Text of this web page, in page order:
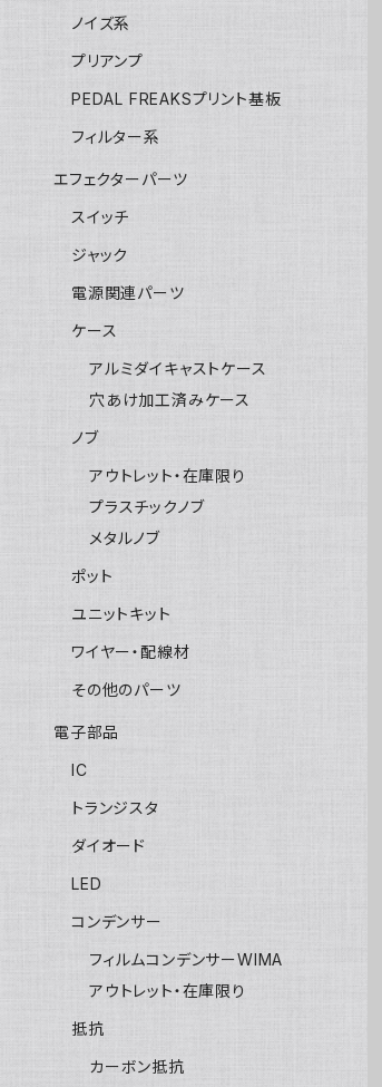
ノイズ系
プリアンプ
PEDAL FREAKSプリント基板
フィルター系
エフェクターパーツ
スイッチ
ジャック
電源関連パーツ
ケース
アルミダイキャストケース
穴あけ加工済みケース
ノブ
アウトレット・在庫限り
プラスチックノブ
メタルノブ
ポット
ユニットキット
ワイヤー・配線材
その他のパーツ
電子部品
IC
トランジスタ
ダイオード
LED
コンデンサー
フィルムコンデンサーWIMA
アウトレット・在庫限り
抵抗
カーボン抵抗